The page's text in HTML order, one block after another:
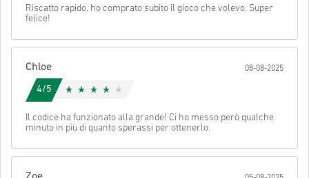
Guarda la guida rapida sopra oppure segui i passaggi qui sotto 👇
• Inserisci il tuo indirizzo email
• Seleziona il metodo di pagamento preferito
Se durante l'acquisto si verificasse un qualsiasi tipo di
problema, notificatecelo utilizzando il nostro
Per alcuni prodotti è possibile ricevere più di un codice.
Cancella Invia
Riscatto rapido, ho comprato subito il gioco che volevo. Super
felice!
Chloe 08-08-2025
4/5
Il codice ha funzionato alla grande! Ci ho messo però qualche
minuto in più di quanto sperassi per ottenerlo.